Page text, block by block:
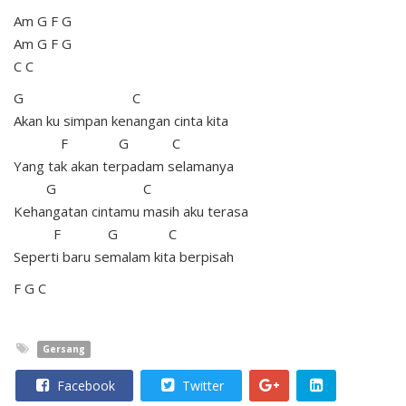
Am G F G
Am G F G
C C
G C
Akan ku simpan kenangan cinta kita
F G C
Yang tak akan terpadam selamanya
G C
Kehangatan cintamu masih aku terasa
F G C
Seperti baru semalam kita berpisah
F G C
Gersang
Facebook Twitter